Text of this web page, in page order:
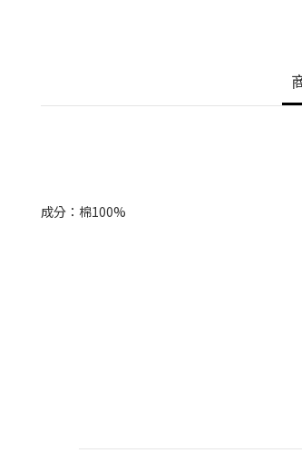
成分：棉100%